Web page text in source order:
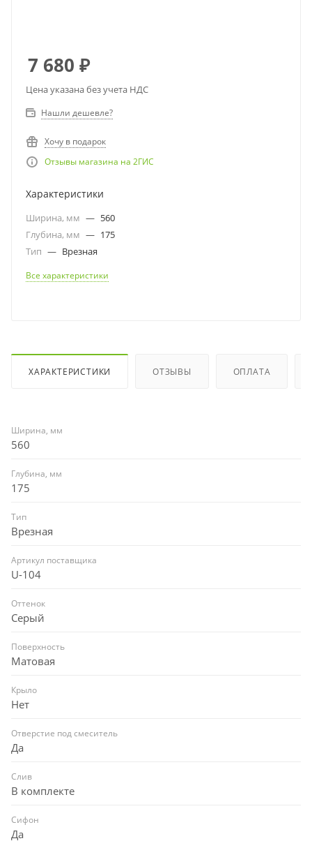
7 680 ₽
Цена указана без учета НДС
Нашли дешевле?
Хочу в подарок
Отзывы магазина на 2ГИС
Характеристики
Ширина, мм — 560
Глубина, мм — 175
Тип — Врезная
Все характеристики
ХАРАКТЕРИСТИКИ ОТЗЫВЫ ОПЛАТА
Ширина, мм
560
Глубина, мм
175
Тип
Врезная
Артикул поставщика
U-104
Оттенок
Серый
Поверхность
Матовая
Крыло
Нет
Отверстие под смеситель
Да
Слив
В комплекте
Сифон
Да